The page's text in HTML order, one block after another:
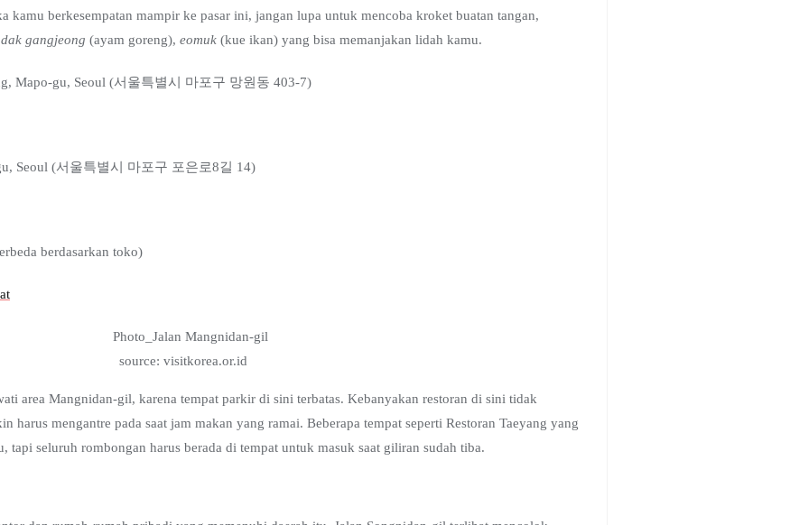
kamu berkesempatan mampir ke pasar ini, jangan lupa untuk mencoba kroket buatan tangan,
dak gangjeong (ayam goreng), eomuk (kue ikan) yang bisa memanjakan lidah kamu.
Mapo-gu, Seoul (서울특별시 마포구 망원동 403-7)
Seoul (서울특별시 마포구 포은로8길 14)
berdasarkan toko)
source: visitkorea.or.id
area Mangnidan-gil, karena tempat parkir di sini terbatas. Kebanyakan restoran di sini tidak
harus mengantre pada saat jam makan yang ramai. Beberapa tempat seperti Restoran Taeyang yang
tapi seluruh rombongan harus berada di tempat untuk masuk saat giliran sudah tiba.